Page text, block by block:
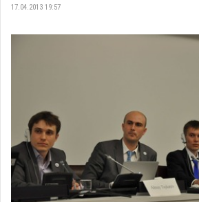
17.04.2013 19:57